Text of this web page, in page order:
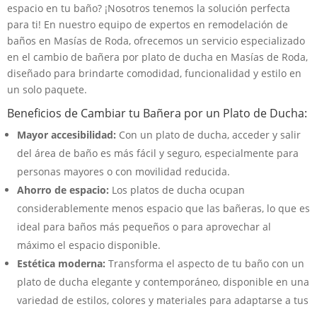
espacio en tu baño? ¡Nosotros tenemos la solución perfecta
para ti! En nuestro equipo de expertos en remodelación de
baños en Masías de Roda, ofrecemos un servicio especializado
en el cambio de bañera por plato de ducha en Masías de Roda,
diseñado para brindarte comodidad, funcionalidad y estilo en
un solo paquete.
Beneficios de Cambiar tu Bañera por un Plato de Ducha:
Mayor accesibilidad: Con un plato de ducha, acceder y salir
del área de baño es más fácil y seguro, especialmente para
personas mayores o con movilidad reducida.
Ahorro de espacio: Los platos de ducha ocupan
considerablemente menos espacio que las bañeras, lo que es
ideal para baños más pequeños o para aprovechar al
máximo el espacio disponible.
Estética moderna: Transforma el aspecto de tu baño con un
plato de ducha elegante y contemporáneo, disponible en una
variedad de estilos, colores y materiales para adaptarse a tus